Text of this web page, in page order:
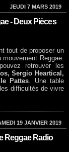
JEUDI 7 MARS 2019
- Deux Pièces
tout de proposer un
Reggae.
retrouver les
Sergio Heartical,
Pattes. Une table
difficultés de vivre
19 JANVIER 2019
Reggae Radio